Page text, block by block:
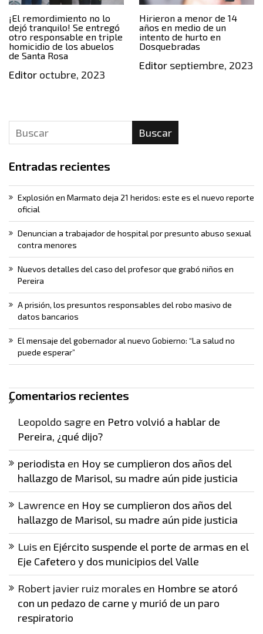
¡El remordimiento no lo
dejó tranquilo! Se entregó
otro responsable en triple
homicidio de los abuelos
de Santa Rosa
Editor octubre, 2023
Hirieron a menor de 14
años en medio de un
intento de hurto en
Dosquebradas
Editorseptiembre, 2023
Buscar
Entradas recientes
Explosión en Marmato deja 21 heridos: este es el nuevo reporte
oficial
Denuncian a trabajador de hospital por presunto abuso sexual
contra menores
Nuevos detalles del caso del profesor que grabó niños en
Pereira
A prisión, los presuntos responsables del robo masivo de
datos bancarios
El mensaje del gobernador al nuevo Gobierno: “La salud no
puede esperar”
Comentarios recientes
Leopoldo sagre en Petro volvió a hablar de
Pereira, ¿qué dijo?
periodista en Hoy se cumplieron dos años del
hallazgo de Marisol, su madre aún pide justicia
Lawrence en Hoy se cumplieron dos años del
hallazgo de Marisol, su madre aún pide justicia
Luis en Ejército suspende el porte de armas en el
Eje Cafetero y dos municipios del Valle
Robert javier ruiz morales en Hombre se atoró
con un pedazo de carne y murió de un paro
respiratorio